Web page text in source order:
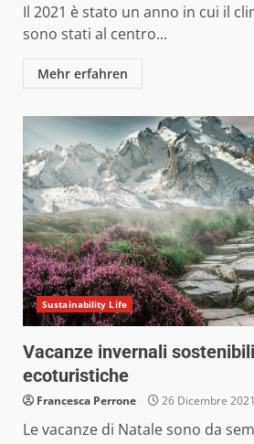
Il 2021 è stato un anno in cui il
sono stati al centro...
Mehr erfahren
Sustainability Life
Vacanze invernali
ecoturistiche
Francesca Perrone 26 Dicembre 2021
Le vacanze di Natale sono da